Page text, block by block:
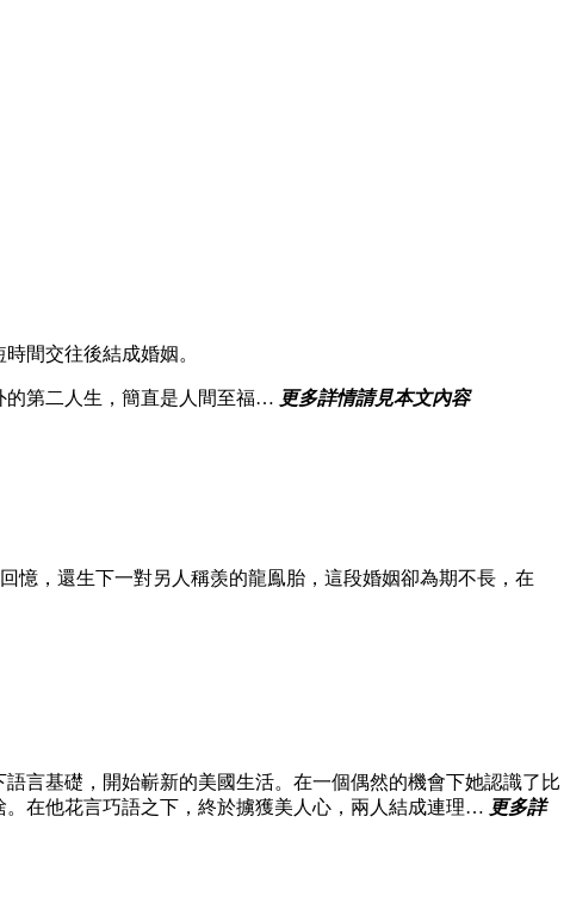
間交往後結成婚姻。
的第二人生，簡直是人間至福… 更多詳情請見本文內容
憶，還生下一對另人稱羡的龍鳯胎，這段婚姻卻為期不長，在
言基礎，開始嶄新的美國生活。在一個偶然的機會下她認識了比
在他花言巧語之下，終於擄獲美人心，兩人結成連理… 更多詳